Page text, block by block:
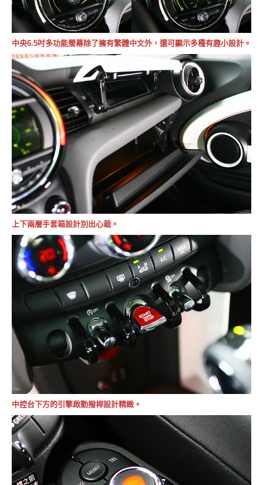
中央6.5吋多功能螢幕除了擁有繁體中文外，還可顯示多種有趣小設計。
上下兩層手套箱設計別出心裁。
中控台下方的引擎啟動撥桿設計精緻。